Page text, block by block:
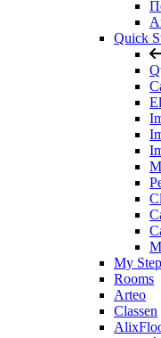
Quick
My Step
Rooms
Arteo
Classen